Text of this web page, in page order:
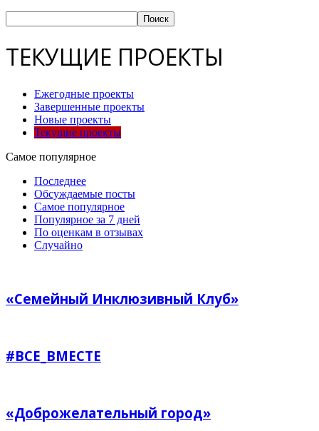
ТЕКУЩИЕ ПРОЕКТЫ
Ежегодные проекты
Завершенные проекты
Новые проекты
Текущие проекты
Самое популярное
Последнее
Обсуждаемые посты
Самое популярное
Популярное за 7 дней
По оценкам в отзывах
Случайно
«Семейный Инклюзивный Клуб»
#ВСЕ_ВМЕСТЕ
«Доброжелательный город»